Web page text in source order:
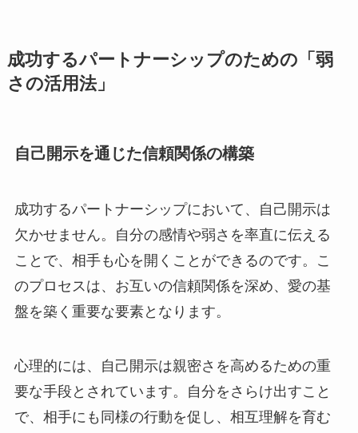
成功するパートナーシップのための「弱
さの活用法」
自己開示を通じた信頼関係の構築
成功するパートナーシップにおいて、自己開示は
欠かせません。自分の感情や弱さを率直に伝える
ことで、相手も心を開くことができるのです。こ
のプロセスは、お互いの信頼関係を深め、愛の基
盤を築く重要な要素となります。
心理的には、自己開示は親密さを高めるための重
要な手段とされています。自分をさらけ出すこと
で、相手にも同様の行動を促し、相互理解を育む